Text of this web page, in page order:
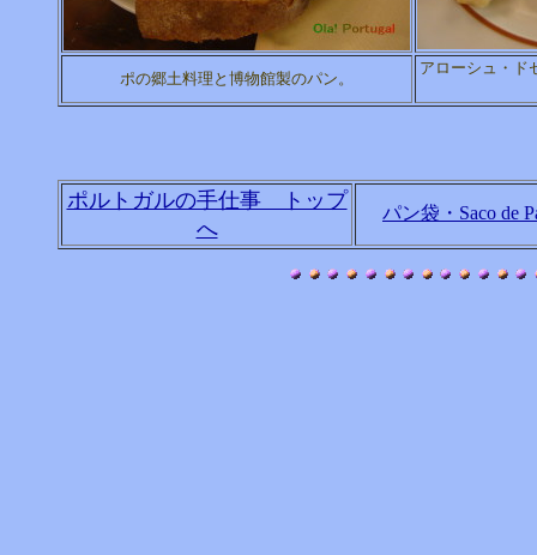
ポの郷土料理と博物館製のパン。
アローシュ・ド
ポルトガルの手仕事 トップ
へ
パン袋・Saco de